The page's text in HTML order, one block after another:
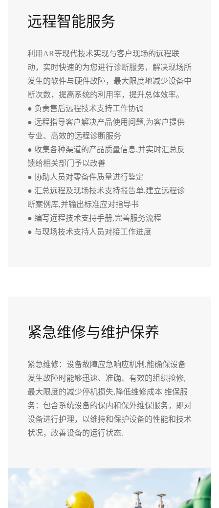
远程智能服务
利用AR等现代技术实现与客户现场的远程联
动，实时快速的为您进行诊断服务，解决现场所
发生的软件与硬件故障，最大限度地减少设备中
断次数，提高系统的利用率，提升总体效率。
● 负责售后远程技术支持工作协调
● 远程指导客户解决产品使用问题,为客户提供
专业、高效的远程诊断服务
● 收集各种渠道的产品质量信息,并实时汇总反
馈给相关部门予以改善
● 协助人员对零备件质量进行鉴定
● 汇总远程及现场技术支持报告单,建立远程诊
断案例库,并输出标准应对指导书
● 编写远程技术支持手册,完善服务流程
● 与现场技术支持人员对接工作进度
紧急维修与维护保养
紧急维修：设备故障应急响应机制,能确保设备
发生故障时能够迅速、准确、有效的组织抢修,
最大限度的减少停机损失,降低维修成本 维保服
务：包含系统设备的保内和保外维保服务，即对
设备进行护理，以维持和保护设备的性能和技术
状况，改善设备的运行状态.